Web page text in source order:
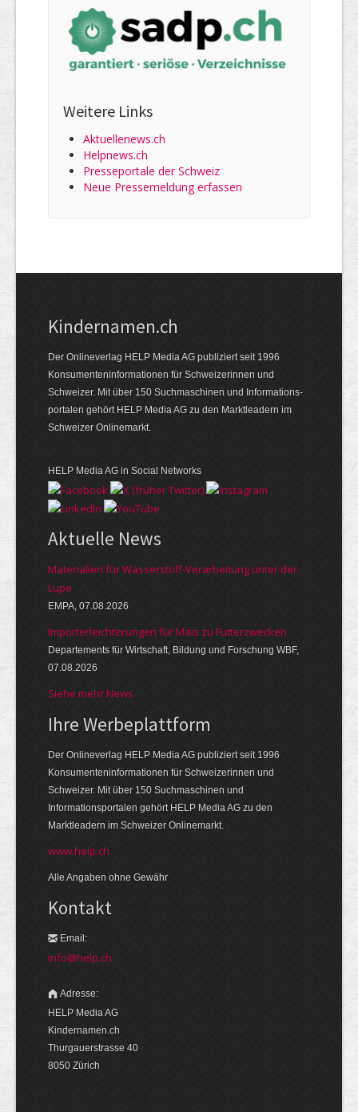
Weitere Links
Aktuellenews.ch
Helpnews.ch
Presseportale der Schweiz
Neue Pressemeldung erfassen
Kindernamen.ch
Der Onlineverlag HELP Media AG publiziert seit 1996
Konsumenten­informationen für Schweizerinnen und
Schweizer. Mit über 150 Suchmaschinen und Informations­
portalen gehört HELP Media AG zu den Marktleadern im
Schweizer Onlinemarkt.
HELP Media AG in Social Networks
Aktuelle News
Materialien für Wasserstoff-Verarbeitung unter der
Lupe
EMPA, 07.08.2026
Importerleichterungen für Mais zu Futterzwecken
Departements für Wirtschaft, Bildung und Forschung WBF,
07.08.2026
Siehe mehr News
Ihre Werbeplattform
Der Onlineverlag HELP Media AG publiziert seit 1996
Konsumenteninformationen für Schweizerinnen und
Schweizer. Mit über 150 Suchmaschinen und
Informationsportalen gehört HELP Media AG zu den
Marktleadern im Schweizer Onlinemarkt.
www.help.ch
Alle Angaben ohne Gewähr
Kontakt
Email:
info@help.ch
Adresse:
HELP Media AG
Kindernamen.ch
Thurgauerstrasse 40
8050 Zürich